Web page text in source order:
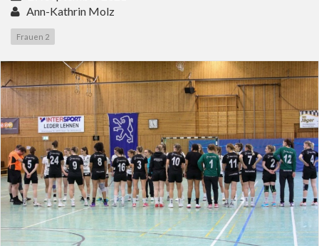
Ann-Kathrin Molz
Frauen 2